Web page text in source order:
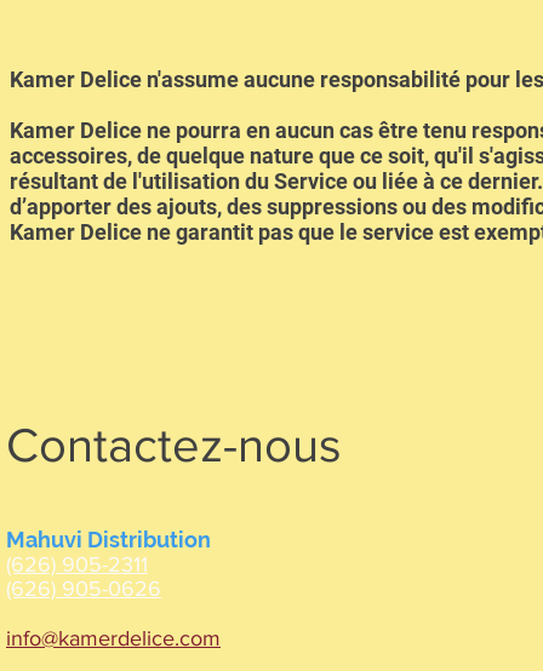
Kamer Delice n'assume aucune responsabilité pour
Kamer Delice ne pourra en aucun cas être tenu
accessoires, de quelque nature que ce soit, qu'il
résultant de l'utilisation du Service ou liée à ce
d’apporter des ajouts, des suppressions ou des
Kamer Delice ne garantit pas que le service est
Contactez-nous
Mahuvi Distribution
(626) 905-2311
(626) 905-0626
info@kamerdelice.com